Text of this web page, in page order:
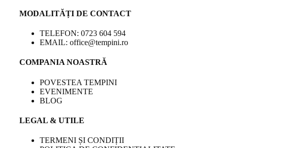
MODALITĂȚI DE CONTACT
TELEFON: 0723 604 594
EMAIL: office@tempini.ro
COMPANIA NOASTRĂ
POVESTEA TEMPINI
EVENIMENTE
BLOG
LEGAL & UTILE
TERMENI ȘI CONDIȚII